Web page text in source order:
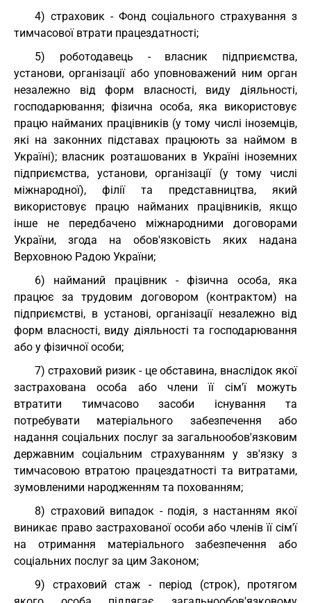
4) страховик - Фонд соціального страхування з
тимчасової втрати працездатності;
5) роботодавець - власник підприємства,
установи, організації або уповноважений ним орган
незалежно від форм власності, виду діяльності,
господарювання; фізична особа, яка використовує
працю найманих працівників (у тому числі іноземців,
які на законних підставах працюють за наймом в
Україні); власник розташованих в Україні іноземних
підприємства, установи, організації (у тому числі
міжнародної), філії та представництва, який
використовує працю найманих працівників, якщо
інше не передбачено міжнародними договорами
України, згода на обов'язковість яких надана
Верховною Радою України;
6) найманий працівник - фізична особа, яка
працює за трудовим договором (контрактом) на
підприємстві, в установі, організації незалежно від
форм власності, виду діяльності та господарювання
або у фізичної особи;
7) страховий ризик - це обставина, внаслідок якої
застрахована особа або члени її сім'ї можуть
втратити тимчасово засоби існування та
потребувати матеріального забезпечення або
надання соціальних послуг за загальнообов'язковим
державним соціальним страхуванням у зв'язку з
тимчасовою втратою працездатності та витратами,
зумовленими народженням та похованням;
8) страховий випадок - подія, з настанням якої
виникає право застрахованої особи або членів її сім'ї
на отримання матеріального забезпечення або
соціальних послуг за цим Законом;
9) страховий стаж - період (строк), протягом